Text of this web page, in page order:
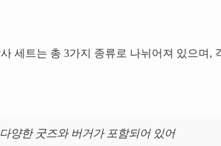
세트는 총 3가지 종류로 나뉘어져 있으며,
양한 굿즈와 버거가 포함되어 있어